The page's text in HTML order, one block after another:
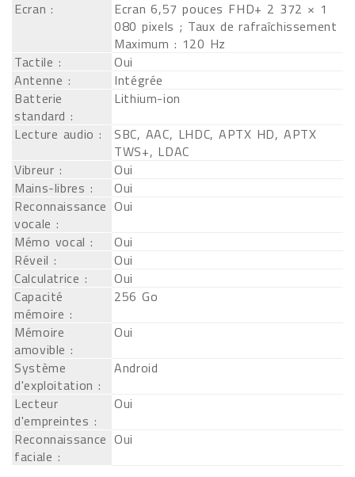
Ecran :
Ecran 6,57 pouces FHD+ 2 372 × 1
080 pixels ; Taux de rafraîchissement
Maximum : 120 Hz
Tactile :
Oui
Antenne :
Intégrée
Batterie
standard :
Lithium-ion
Lecture audio :
SBC, AAC, LHDC, APTX HD, APTX
TWS+, LDAC
Vibreur :
Oui
Mains-libres :
Oui
Reconnaissance
vocale :
Oui
Mémo vocal :
Oui
Réveil :
Oui
Calculatrice :
Oui
Capacité
mémoire :
256 Go
Mémoire
amovible :
Oui
Système
d'exploitation :
Android
Lecteur
d'empreintes :
Oui
Reconnaissance
faciale :
Oui